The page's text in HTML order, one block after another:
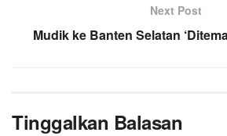
Next Post
Mudik ke Banten Selatan
Tinggalkan Balasan